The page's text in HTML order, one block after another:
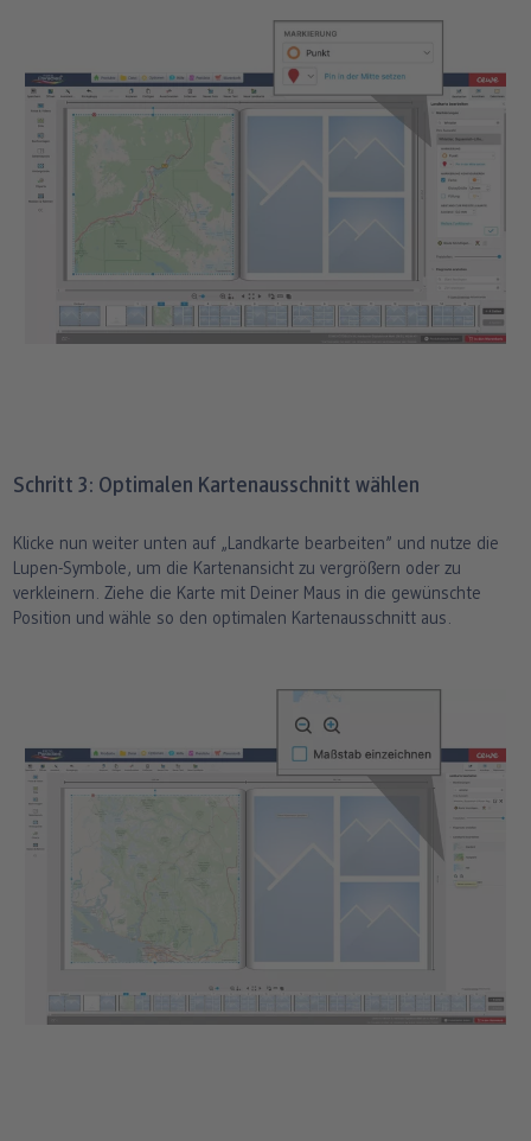
Schritt 3: Optimalen Kartenausschnitt wählen
Klicke nun weiter unten auf „Landkarte bearbeiten” und nutze die
Lupen-Symbole, um die Kartenansicht zu vergrößern oder zu
verkleinern. Ziehe die Karte mit Deiner Maus in die gewünschte
Position und wähle so den optimalen Kartenausschnitt aus.